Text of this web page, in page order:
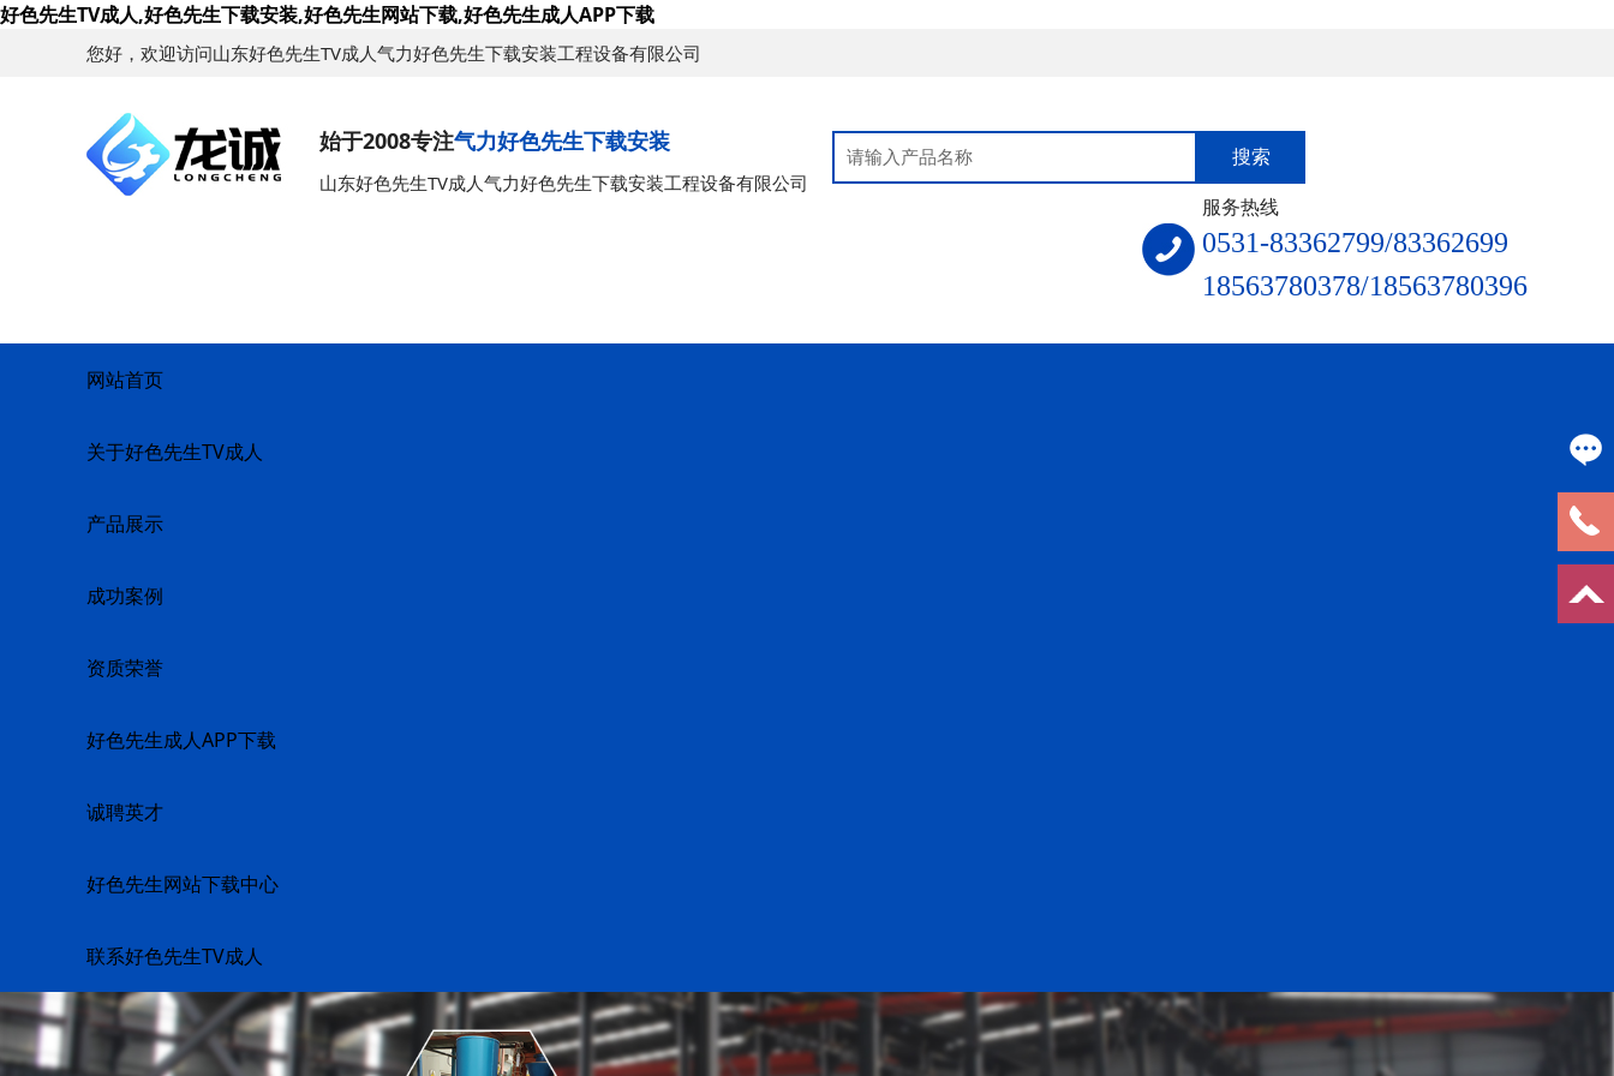
好色先生TV成人,好色先生下载安装,好色先生网站下载,好色先生成人APP下载
您好，欢迎访问山东好色先生TV成人气力好色先生下载安装工程设备有限公司
始于2008专注气力好色先生下载安装
山东好色先生TV成人气力好色先生下载安装工程设备有限公司
服务热线
0531-83362799/83362699
18563780378/18563780396
网站首页
关于好色先生TV成人
产品展示
成功案例
资质荣誉
好色先生成人APP下载
诚聘英才
好色先生网站下载中心
联系好色先生TV成人